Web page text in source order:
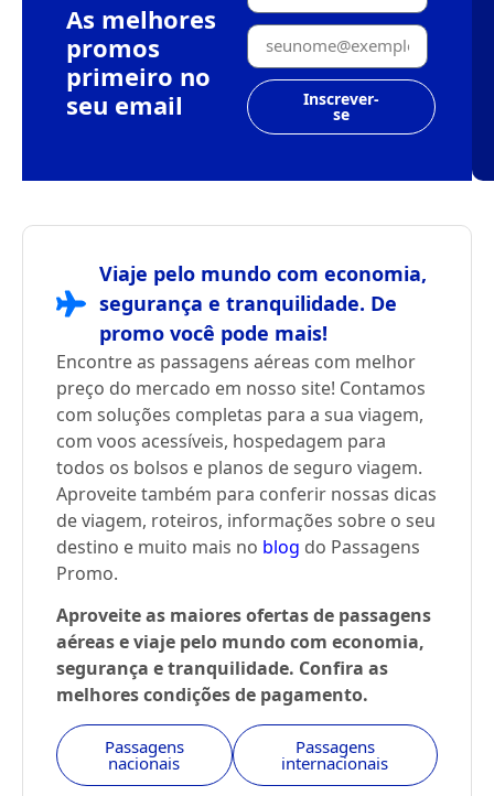
As melhores
promos
primeiro no
seu email
Inscrever-
se
Viaje pelo mundo com economia,
segurança e tranquilidade. De
promo você pode mais!
Encontre as passagens aéreas com melhor
preço do mercado em nosso site! Contamos
com soluções completas para a sua viagem,
com voos acessíveis, hospedagem para
todos os bolsos e planos de seguro viagem.
Aproveite também para conferir nossas dicas
de viagem, roteiros, informações sobre o seu
destino e muito mais no blog do Passagens
Promo.
Aproveite as maiores ofertas de passagens
aéreas e viaje pelo mundo com economia,
segurança e tranquilidade. Confira as
melhores condições de pagamento.
Passagens
nacionais
Passagens
internacionais